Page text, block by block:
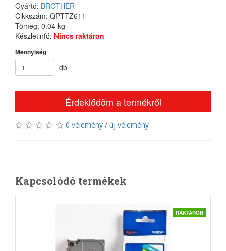
Gyártó: BROTHER
Cikkszám: QPTTZ611
Tömeg: 0.04 kg
Készletinfó: Nincs raktáron
Mennyiség
db
Érdeklődöm a termékről
0 vélemény / új vélemény
Kapcsolódó termékek
RAKTÁRON